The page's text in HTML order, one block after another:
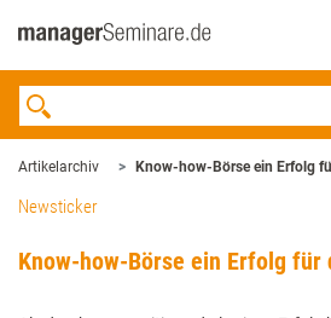
Artikelarchiv Know-how-Börse ein Erfolg
Newsticker
Know-how-Börse ein Erfolg für